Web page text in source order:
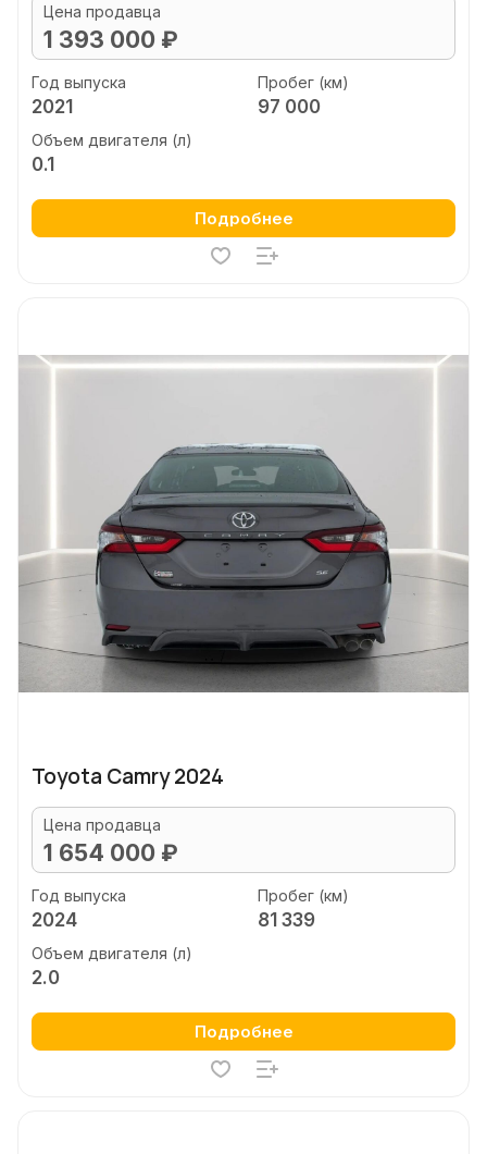
Цена продавца
1 393 000 ₽
Год выпуска
2021
Пробег (км)
97 000
Объем двигателя (л)
0.1
Подробнее
Toyota Camry 2024
Цена продавца
1 654 000 ₽
Год выпуска
2024
Пробег (км)
81 339
Объем двигателя (л)
2.0
Подробнее